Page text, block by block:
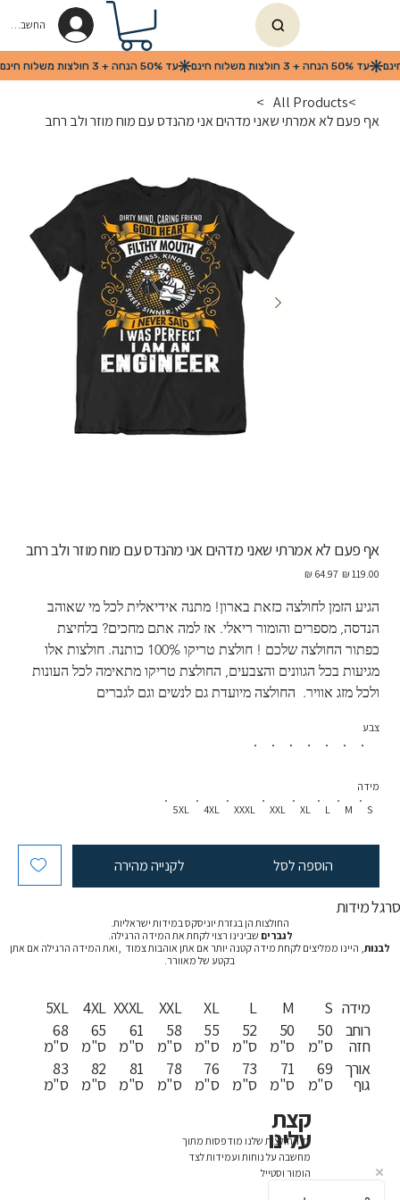
החשבון שלי
>
All Products
>
אף פעם לא אמרתי שאני מדהים אני מהנדס עם מוח מוזר ולב רחב
אף פעם לא אמרתי שאני מדהים אני מהנדס עם מוח מוזר ולב רחב
מחיר
מחיר
‏64.97 ‏₪
הגיע הזמן לחולצה כזאת בארון! מתנה אידיאלית לכל מי שאוהב
הנדסה, מספרים והומור ריאלי. אז למה אתם מחכים? בלחיצת
כפתור החולצה שלכם ! חולצת טריקו 100% כותנה. חולצות אלו
מגיעות בכל הגוונים והצבעים, החולצת טריקו מתאימה לכל העונות
ולכל מזג אוויר.  החולצה מיועדת גם לנשים וגם לגברים
צבע
S
M
L
XL
XXL
XXXL
4XL
5XL
מידה
הוספה לסל לקנייה מהירה
סרגל מידות
החולצות הן בגזרת יוניסקס במידות ישראליות.
לגברים שבינינו רצוי לקחת את המידה הרגילה.
לבנות, היינו ממליצים לקחת מידה קטנה יותר אם אתן אוהבות צמוד ,ואת המידה הרגילה אם אתן
בקטע של מאוורר.
5XL
68
ס"מ
83
ס"מ
4XL
65
ס"מ
82
ס"מ
XXXL
61
ס"מ
81
ס"מ
XXL
58
ס"מ
78
ס"מ
XL
55
ס"מ
76
ס"מ
L
52
ס"מ
73
ס"מ
M
50
ס"מ
71
ס"מ
S
50
ס"מ
69
ס"מ
מידה
רוחב
חזה
אורך
גוף
כל החולצות שלנו מודפסות מתוך
מחשבה על נוחות ועמידות לצד
הומור וסטייל
קצת
עלינו